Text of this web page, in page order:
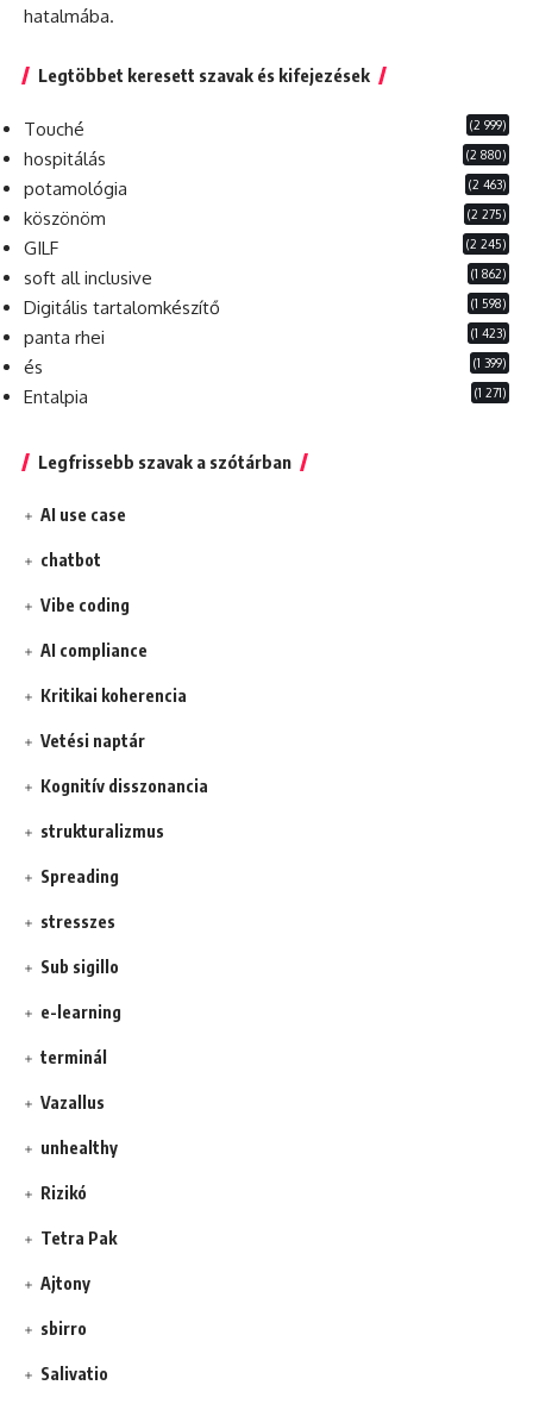
hatalmába.
Legtöbbet keresett szavak és kifejezések
Touché (2 999)
hospitálás (2 880)
potamológia (2 463)
köszönöm (2 275)
GILF (2 245)
soft all inclusive (1 862)
Digitális tartalomkészítő (1 598)
panta rhei (1 423)
és (1 399)
Entalpia (1 271)
Legfrissebb szavak a szótárban
AI use case
chatbot
Vibe coding
AI compliance
Kritikai koherencia
Vetési naptár
Kognitív disszonancia
strukturalizmus
Spreading
stresszes
Sub sigillo
e-learning
terminál
Vazallus
unhealthy
Rizikó
Tetra Pak
Ajtony
sbirro
Salivatio